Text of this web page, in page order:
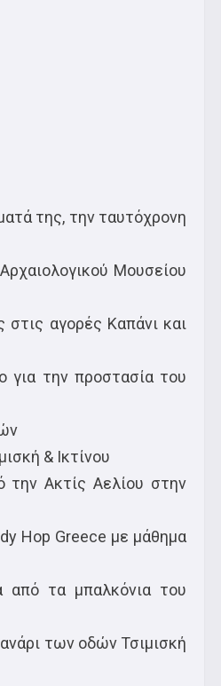
της, την ταυτόχρονη
Μουσείου
αγορές Καπάνι και
την προστασία του
& Ικτίνου
την Ακτίς Αελίου στην
Hop Greece με μάθημα
από τα μπαλκόνια του
των οδών Τσιμισκή